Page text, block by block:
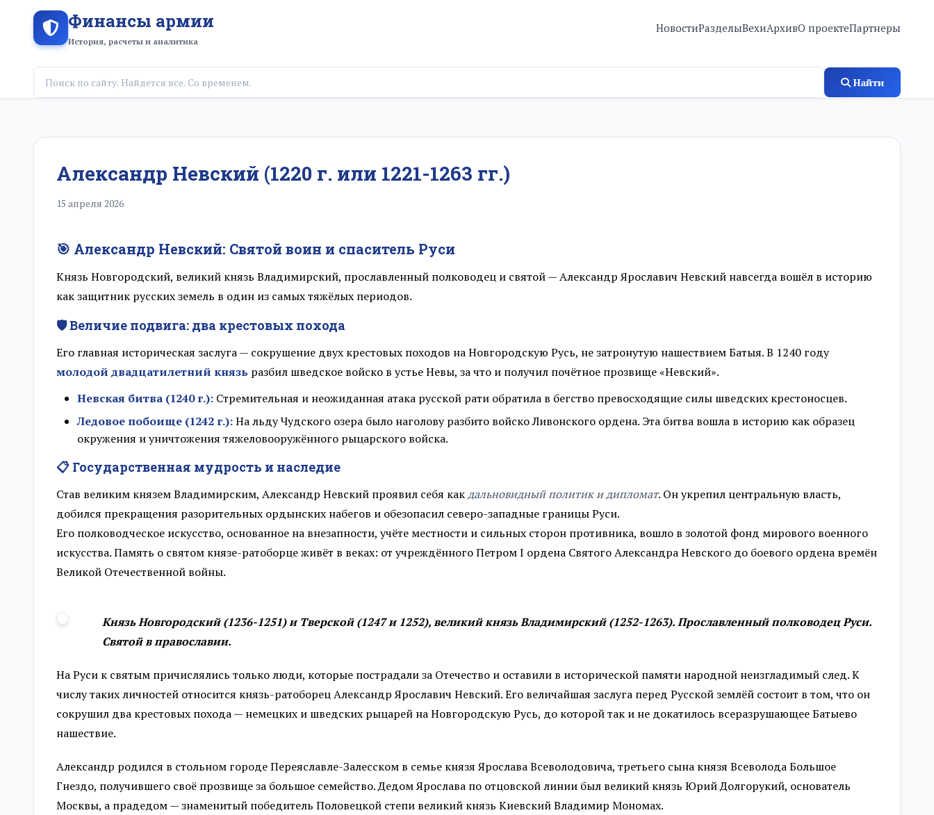
Финансы армии
История, расчеты и аналитика
НовостиРазделыВехиАрхивО проектеПартнеры
Найти
Александр Невский (1220 г. или 1221-1263 гг.)
15 апреля 2026
🎯 Александр Невский: Святой воин и спаситель Руси
Князь Новгородский, великий князь Владимирский, прославленный полководец и святой — Александр Ярославич Невский навсегда вошёл в историю
как защитник русских земель в один из самых тяжёлых периодов.
🛡️ Величие подвига: два крестовых похода
Его главная историческая заслуга — сокрушение двух крестовых походов на Новгородскую Русь, не затронутую нашествием Батыя. В 1240 году
молодой двадцатилетний князь разбил шведское войско в устье Невы, за что и получил почётное прозвище «Невский».
Невская битва (1240 г.): Стремительная и неожиданная атака русской рати обратила в бегство превосходящие силы шведских крестоносцев.
Ледовое побоище (1242 г.):На льду Чудского озера было наголову разбито войско Ливонского ордена. Эта битва вошла в историю как образец
окружения и уничтожения тяжеловооружённого рыцарского войска.
📋 Государственная мудрость и наследие
Став великим князем Владимирским, Александр Невский проявил себя какдальновидный политик и дипломат. Он укрепил центральную власть,
добился прекращения разорительных ордынских набегов и обезопасил северо-западные границы Руси.
Его полководческое искусство, основанное на внезапности, учёте местности и сильных сторон противника, вошло в золотой фонд мирового военного
искусства. Память о святом князе-ратоборце живёт в веках: от учреждённого Петром I ордена Святого Александра Невского до боевого ордена времён
Великой Отечественной войны.
Князь Новгородский (1236-1251) и Тверской (1247 и 1252), великий князь Владимирский (1252-1263). Прославленный полководец Руси.
Святой в православии.
На Руси к святым причислялись только люди, которые пострадали за Отечество и оставили в исторической памяти народной неизгладимый след. К
числу таких личностей относится князь-ратоборец Александр Ярославич Невский. Его величайшая заслуга перед Русской землёй состоит в том, что он
сокрушил два крестовых похода — немецких и шведских рыцарей на Новгородскую Русь, до которой так и не докатилось всеразрушающее Батыево
нашествие.
Александр родился в стольном городе Переяславле-Залесском в семье князя Ярослава Всеволодовича, третьего сына князя Всеволода Большое
Гнездо, получившего своё прозвище за большое семейство. Дедом Ярослава по отцовской линии был великий князь Юрий Долгорукий, основатель
Москвы, а прадедом — знаменитый победитель Половецкой степи великий князь Киевский Владимир Мономах.